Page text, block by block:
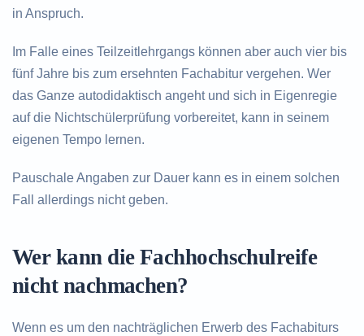
in Anspruch.
Im Falle eines Teilzeitlehrgangs können aber auch vier bis
fünf Jahre bis zum ersehnten Fachabitur vergehen. Wer
das Ganze autodidaktisch angeht und sich in Eigenregie
auf die Nichtschülerprüfung vorbereitet, kann in seinem
eigenen Tempo lernen.
Pauschale Angaben zur Dauer kann es in einem solchen
Fall allerdings nicht geben.
Wer kann die Fachhochschulreife
nicht nachmachen?
Wenn es um den nachträglichen Erwerb des Fachabiturs